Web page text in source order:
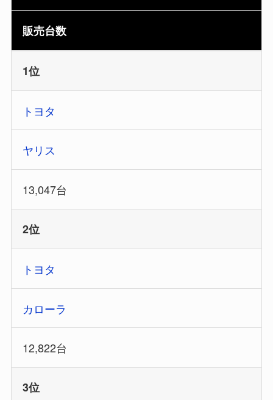
販売台数
1位
トヨタ
ヤリス
13,047台
2位
トヨタ
カローラ
12,822台
3位